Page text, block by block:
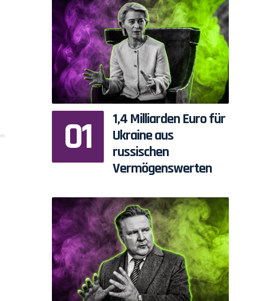
1,4 Milliarden Euro für
Ukraine aus
russischen
Vermögenswerten